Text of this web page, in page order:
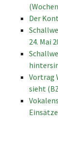
Der
24. Mai
Vortrag
sieht